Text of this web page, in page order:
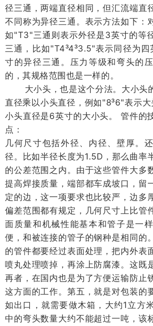
径三通，两端直径相同，但汇流端直
不同称为异径三通。表示方法如下：
如"T3"三通则表示外径是3英寸的等
三通，比如"T4³4³3.5"表示同径为
寸的异径三通。压力等级和弯头的
的，其规格范围也是一样的。
大小头，也是这个分法。大小头
直径乘以小头直径，例如"8³6"表示大
小头直径是6英寸的大小头。 管件的
点：
几何尺寸包括外径、内径、壁厚。
径。比如半径长度为1.5D，那么曲率
的公差范围之内。由于这些管件大多
提高焊接质量，端部都车成坡口，留
定的边，这一项要求也比较严，边多
偏差范围都有规定，几何尺寸上比管
面质量和机械性能基本和管子是一
便，和被连接的管子的钢种是相同的
的管件都要经过表面处理，把内外表
喷丸处理喷掉，再涂上防腐漆。这既
再者，在国内也是为了方便运输防止
这方面的工作。第五，就是对包装的
如出口，就需要做木箱，大约1立方
中的弯头数量大约不能超过一吨，该